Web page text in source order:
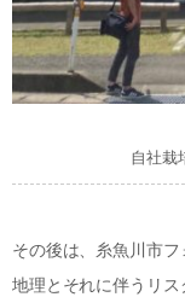
自社栽
その後は、糸魚川市
地理とそれに伴うリ